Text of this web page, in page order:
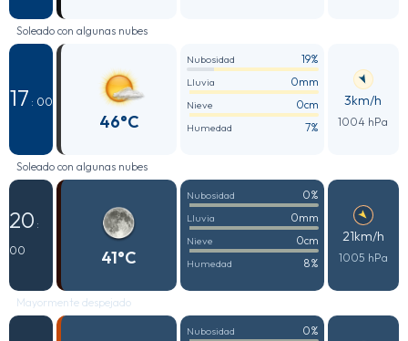
Soleado con algunas nubes
17 : 00
46°C
Nubosidad 19%
Lluvia 0mm
Nieve 0cm
Humedad 7%
3km/h
1004 hPa
Soleado con algunas nubes
20 :
00
41°C
Nubosidad 0%
Lluvia 0mm
Nieve 0cm
Humedad 8%
21km/h
1005 hPa
Mayormente despejado
Nubosidad 0%